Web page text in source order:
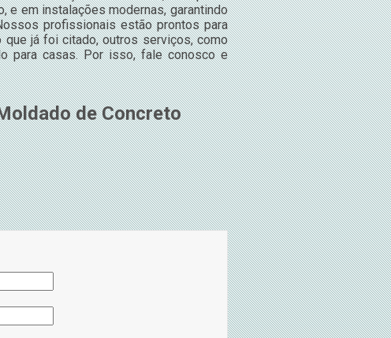
e em instalações modernas, garantindo
profissionais estão prontos para
que já foi citado, outros serviços, como
para casas. Por isso, fale conosco e
de Concreto